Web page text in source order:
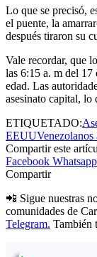
Lo que se precisó,
el puente, la
después tiraron su
Vale recordar, que
las 6:15 a. m del
edad. Las
asesinato capital, lo
ETIQUETADO:
EEUUVenezolanos
Compartir este
Facebook Whatsapp
Compartir
📲 Sigue nuestras
comunidades de
Telegram. También